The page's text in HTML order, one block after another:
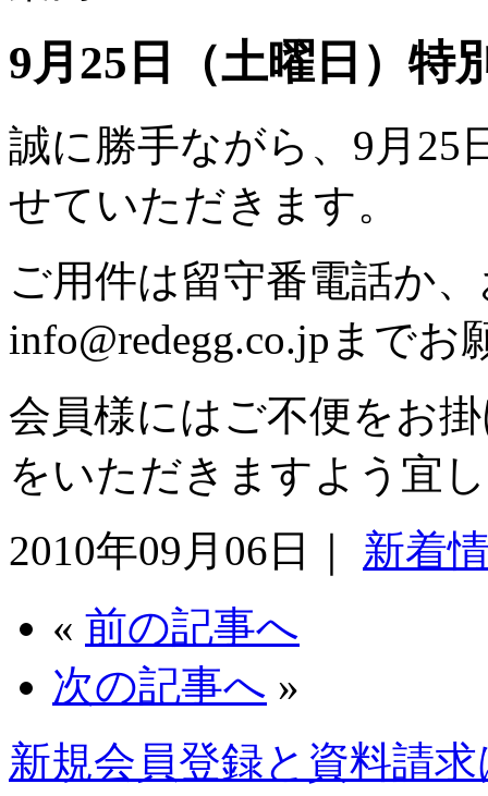
9月25日（土曜日）特
誠に勝手ながら、9月25
せていただきます。
ご用件は留守番電話か
info@redegg.co.jpまで
会員様にはご不便をお
をいただきますよう宜
2010年09月06日｜ 新着
« 前の記事へ
次の記事へ »
新規会員登録と資料請